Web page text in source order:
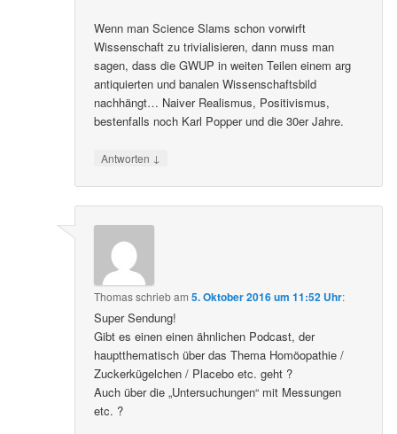
Wenn man Science Slams schon vorwirft
Wissenschaft zu trivialisieren, dann muss man
sagen, dass die GWUP in weiten Teilen einem arg
antiquierten und banalen Wissenschaftsbild
nachhängt… Naiver Realismus, Positivismus,
bestenfalls noch Karl Popper und die 30er Jahre.
Antworten ↓
Thomasschriebam5. Oktober 2016 um 11:52 Uhr:
Super Sendung!
Gibt es einen einen ähnlichen Podcast, der
hauptthematisch über das Thema Homöopathie /
Zuckerkügelchen / Placebo etc. geht ?
Auch über die „Untersuchungen“ mit Messungen
etc. ?